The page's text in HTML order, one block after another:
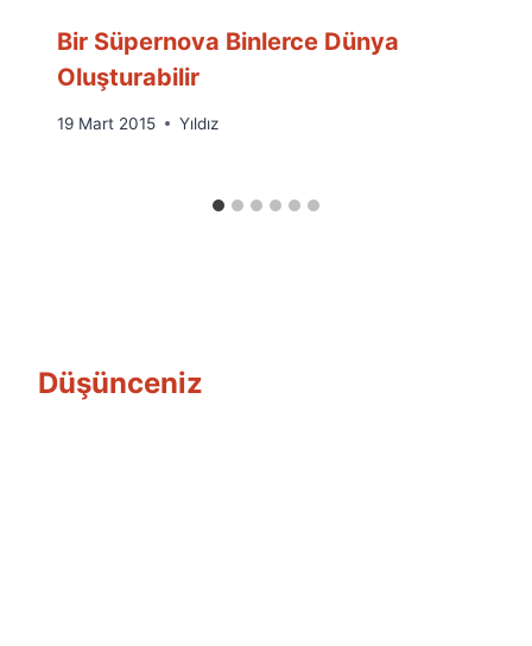
Bir Süpernova Binlerce Dünya
Oluşturabilir
By
19 Mart 2015 Yıldız
Düşünceniz